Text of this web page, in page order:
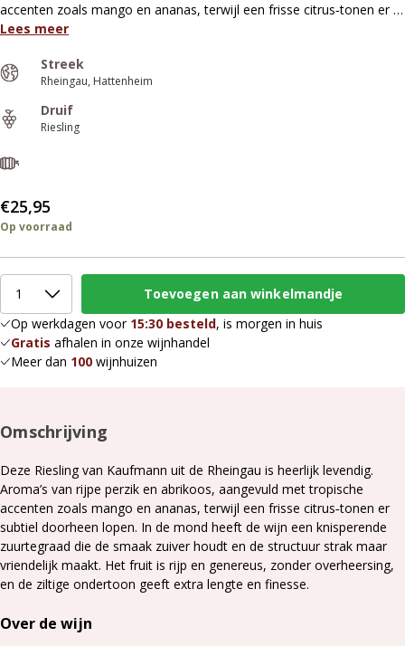
accenten zoals mango en ananas, terwijl een frisse citrus‑tonen er …
Lees meer
Streek
Rheingau Hattenheim
Druif
Riesling
€25,95
Op voorraad
Op werkdagen voor 15:30 besteld, is morgen in huis
Gratis afhalen in onze wijnhandel
Meer dan 100 wijnhuizen
Omschrijving
Deze Riesling van Kaufmann uit de Rheingau is heerlijk levendig.
Aroma’s van rijpe perzik en abrikoos, aangevuld met tropische
accenten zoals mango en ananas, terwijl een frisse citrus‑tonen er
subtiel doorheen lopen. In de mond heeft de wijn een knisperende
zuurtegraad die de smaak zuiver houdt en de structuur strak maar
vriendelijk maakt. Het fruit is rijp en genereus, zonder overheersing,
en de ziltige ondertoon geeft extra lengte en finesse.
Over de wijn